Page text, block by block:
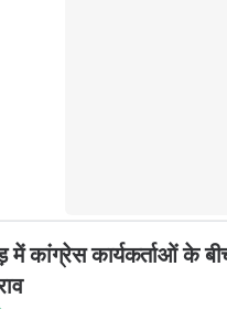
में कांग्रेस कार्यकर्ताओं के